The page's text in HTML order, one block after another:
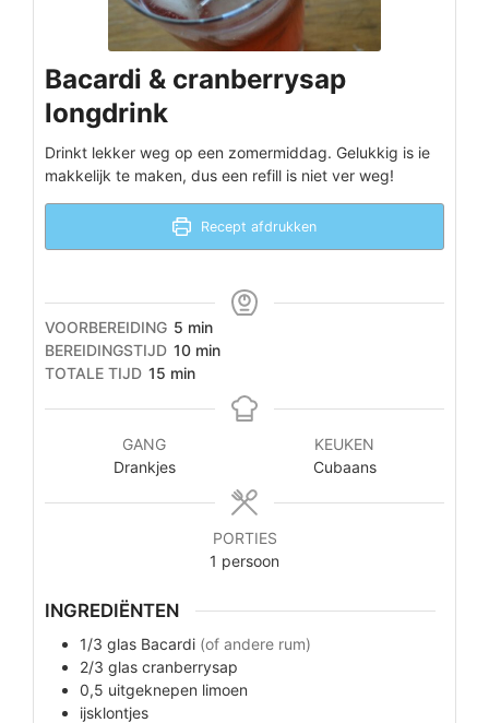
Bacardi & cranberrysap
longdrink
Drinkt lekker weg op een zomermiddag. Gelukkig is ie
makkelijk te maken, dus een refill is niet ver weg!
Recept afdrukken
VOORBEREIDING 5minuten
min
BEREIDINGSTIJD 10minuten
min
TOTALE TIJD 15minuten
min
GANG
Drankjes
KEUKEN
Cubaans
PORTIES
1 persoon
INGREDIËNTEN
1/3 glas Bacardi (of andere rum)
2/3 glas cranberrysap
0,5 uitgeknepen limoen
ijsklontjes